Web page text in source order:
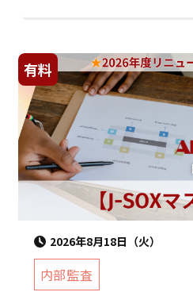
有料
2026年8月18日（火）
内部監査